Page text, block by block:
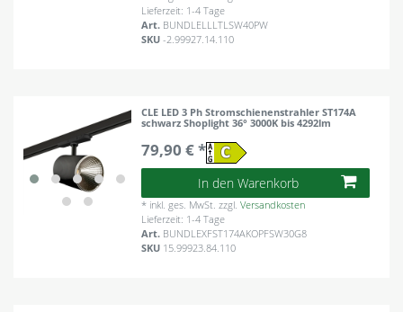
Lieferzeit: 1-4 Tage
Art. BUNDLELLLTLSW40PW
SKU-2.99927.14.110
CLE LED 3 Ph Stromschienenstrahler ST174A
schwarz Shoplight 36° 3000K bis 4292lm
79,90 € *
In den Warenkorb
* inkl. ges. MwSt. zzgl.Versandkosten
Lieferzeit: 1-4 Tage
Art. BUNDLEXFST174AKOPFSW30G8
SKU 15.99923.84.110